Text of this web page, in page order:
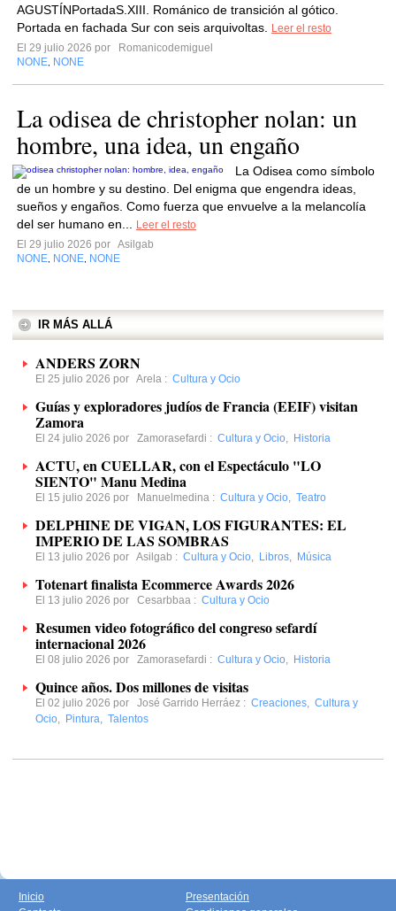
AGUSTÍNPortadaS.XIII. Románico de transición al gótico.
Portada en fachada Sur con seis arquivoltas.
Leer el resto
El 29 julio 2026 por
Romanicodemiguel
NONE NONE
La odisea de christopher nolan: un
hombre, una idea, un engaño
La Odisea como símbolo
de un hombre y su destino. Del enigma que engendra ideas,
sueños y engaños. Como fuerza que envuelve a la melancolía
del ser humano en...
Leer el resto
El 29 julio 2026 por Asilgab
NONE NONE NONE
IR MÁS ALLÁ
ANDERS ZORN
El 25 julio 2026 por Arela : Cultura y Ocio
Guías y exploradores judíos de Francia (EEIF) visitan
Zamora
El 24 julio 2026 por Zamorasefardi : Cultura y Ocio, Historia
ACTU, en CUELLAR, con el Espectáculo "LO
SIENTO" Manu Medina
El 15 julio 2026 por Manuelmedina : Cultura y Ocio, Teatro
DELPHINE DE VIGAN, LOS FIGURANTES: EL
IMPERIO DE LAS SOMBRAS
El 13 julio 2026 por Asilgab : Cultura y Ocio, Libros, Música
Totenart finalista Ecommerce Awards 2026
El 13 julio 2026 por Cesarbbaa : Cultura y Ocio
Resumen video fotográfico del congreso sefardí
internacional 2026
El 08 julio 2026 por Zamorasefardi : Cultura y Ocio, Historia
Quince años. Dos millones de visitas
El 02 julio 2026 por José Garrido Herráez : Creaciones, Cultura y
Ocio, Pintura, Talentos
Inicio
Presentación